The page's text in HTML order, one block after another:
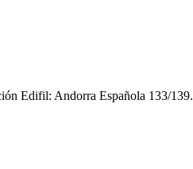
Edifil: Andorra Española 133/139.